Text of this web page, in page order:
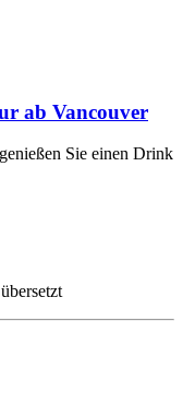
ab Vancouver
Sie einen Drink